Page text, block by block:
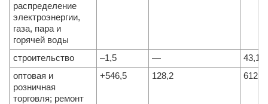
распределение
электроэнергии,
газа, пара и
горячей воды
строительство –1,5 —
43,1
оптовая и
розничная
торговля; ремонт
+546,5 128,2 612,1